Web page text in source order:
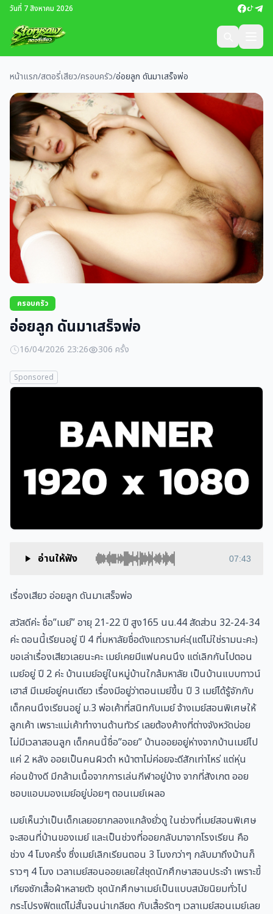
วันที่ 7 สิงหาคม 2026
หน้าแรก/สตอรี่เสียว/ครอบครัว/อ่อยลูก ดันมาเสร็จพ่อ
ครอบครัว
อ่อยลูก ดันมาเสร็จพ่อ
16/04/2026 23:26 306 ครั้ง
Sponsored
อ่านให้ฟัง 07:43
เรื่องเสียว อ่อยลูก ดันมาเสร็จพ่อ
สวัสดีค่ะ ชื่อ”เมย์” อายุ 21-22 ปี สูง165 นน.44 สัดส่วน 32-24-34
ค่ะ ตอนนี้เรียนอยู่ ปี 4 ที่มหาลัยชื่อดังแถวรามค่ะ(แต่ไม่ใช่รามนะคะ)
ขอเล่าเรื่องเสียวเลยนะคะ เมย์เคยมีแฟนคนนึง แต่เลิกกันไปตอน
เมย์อยู่ ปี 2 ค่ะ บ้านเมย์อยู่ในหมู่บ้านใกล้มหาลัย เป็นบ้านแบบทาวน์
เฮาส์ มีเมย์อยู่คนเดียว เรื่องมีอยู่ว่าตอนเมย์ขึ้น ปี 3 เมย์ได้รู้จักกับ
เด็กคนนึงเรียนอยู่ ม.3 พ่อเค้าที่สนิทกับเมย์ จ้างเมย์สอนพิเศษให้
ลูกเค้า เพราะแม่เค้าทำงานด้านทัวร์ เลยต้องค้างที่ต่างจังหวัดบ่อย
ไม่มีเวลาสอนลูก เด็กคนนี้ชื่อ”ออย” บ้านออยอยู่ห่างจากบ้านเมย์ไป
แค่ 2 หลัง ออยเป็นคนผิวดำ หน้าตาไม่ค่อยจะดีสักเท่าไหร่ แต่หุ่น
ค่อนข้างดี มีกล้ามเนื้อจากการเล่นกีฬาอยู่บ้าง จากที่สังเกต ออย
ชอบแอบมองเมย์อยู่บ่อยๆ ตอนเมย์เผลอ
เมย์เห็นว่าเป็นเด็กเลยอยากลองแกล้งยั่วดู ในช่วงที่เมย์สอนพิเศษ
จะสอนที่บ้านของเมย์ และเป็นช่วงที่ออยกลับมาจากโรงเรียน คือ
ช่วง 4 โมงครึ่ง ซึ่งเมย์เลิกเรียนตอน 3 โมงกว่าๆ กลับมาถึงบ้านก็
ราวๆ 4 โมง เวลาเมย์สอนออยเลยใส่ชุดนักศึกษาสอนประจำ เพราะขี้
เกียจซักเสื้อผ้าหลายตัว ชุดนักศึกษาเมย์เป็นแบบสมัยนิยมทั่วไป
กระโปรงฟิตแต่ไม่สั้นจนน่าเกลียด กับเสื้อรัดๆ เวลาเมย์สอนเมย์เลย